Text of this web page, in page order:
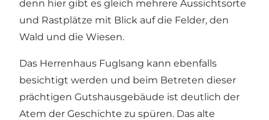
denn hier gibt es gleich mehrere Aussichtsorte
und Rastplätze mit Blick auf die Felder, den
Wald und die Wiesen.
Das Herrenhaus Fuglsang kann ebenfalls
besichtigt werden und beim Betreten dieser
prächtigen Gutshausgebäude ist deutlich der
Atem der Geschichte zu spüren. Das alte